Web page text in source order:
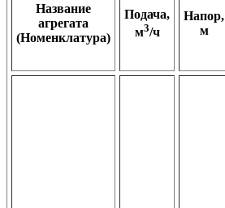
Название
агрегата
(Номенклатура)
Подача,
м3/ч
Напор,
м